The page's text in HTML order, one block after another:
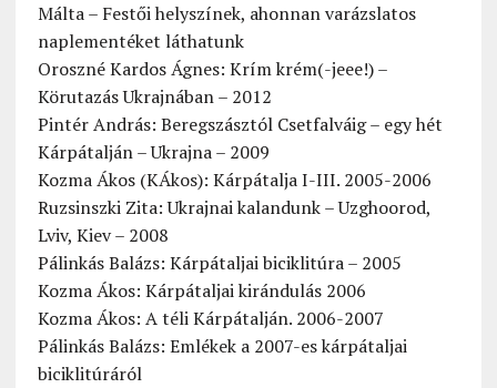
Málta – Festői helyszínek, ahonnan varázslatos
naplementéket láthatunk
Oroszné Kardos Ágnes: Krím krém(-jeee!) –
Körutazás Ukrajnában – 2012
Pintér András: Beregszásztól Csetfalváig – egy hét
Kárpátalján – Ukrajna – 2009
Kozma Ákos (KÁkos): Kárpátalja I-III. 2005-2006
Ruzsinszki Zita: Ukrajnai kalandunk – Uzghoorod,
Lviv, Kiev – 2008
Pálinkás Balázs: Kárpátaljai biciklitúra – 2005
Kozma Ákos: Kárpátaljai kirándulás 2006
Kozma Ákos: A téli Kárpátalján. 2006-2007
Pálinkás Balázs: Emlékek a 2007-es kárpátaljai
biciklitúráról